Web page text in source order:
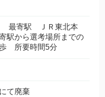
最寄駅 ＪＲ東北本
から選考場所までの
所要時間5分
て廃棄